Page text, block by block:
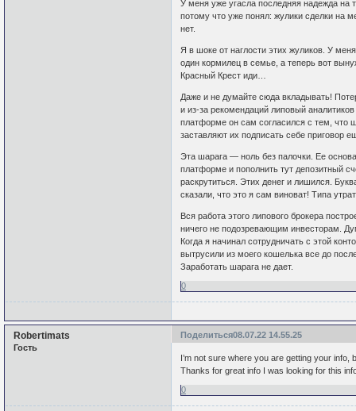
У меня уже угасла последняя надежда на
потому что уже понял: жулики сделки на
нет.
Я в шоке от наглости этих жуликов. У
один кормилец в семье, а теперь вот
Красный Крест иди…
Даже и не думайте сюда вкладывать!
и из-за рекомендаций липовый
платформе он сам согласился с тем, что
заставляют их подписать себе приговор
Эта шарага — ноль без палочки. Ее
платформе и пополнить тут депозитный
раскрутиться. Этих денег и лишился.
сказали, что это я сам виноват! Типа
Вся работа этого липового брокера
ничего не подозревающим инвесторам.
Когда я начинал сотрудничать с этой
вытрусили из моего кошелька все до
Заработать шарага не дает.
0
Поделиться08.07.22 14.55.25
Robertimats
Гость
I’m not sure where you are getting your
Thanks for great info I was looking for this
0